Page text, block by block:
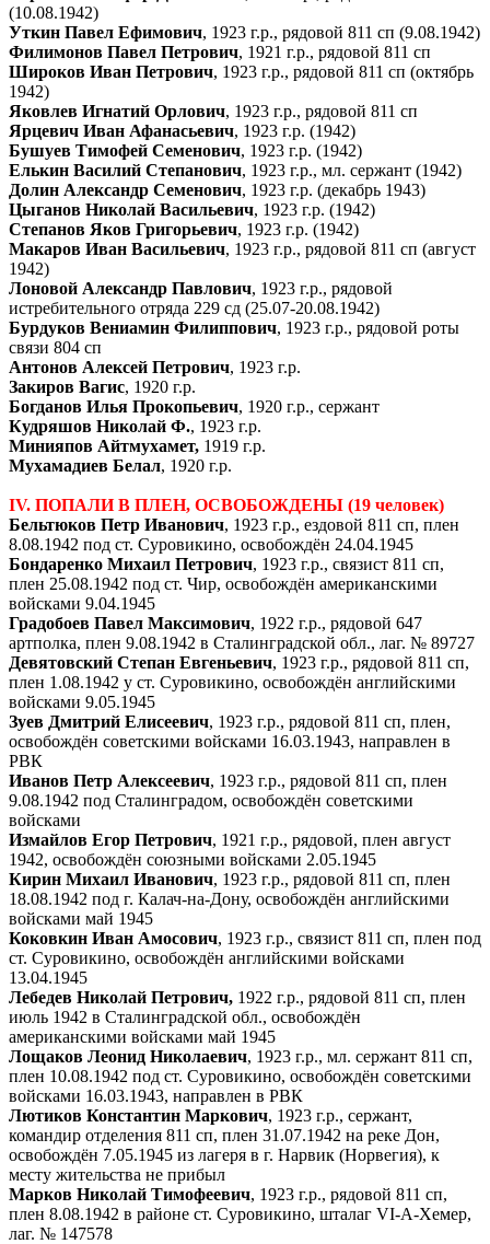
(10.08.1942)
Уткин Павел Ефимович, 1923 г.р., рядовой 811 сп (9.08.1942)
Филимонов Павел Петрович, 1921 г.р., рядовой 811 сп
Широков Иван Петрович, 1923 г.р., рядовой 811 сп (октябрь
1942)
Яковлев Игнатий Орлович, 1923 г.р., рядовой 811 сп
Ярцевич Иван Афанасьевич, 1923 г.р. (1942)
Бушуев Тимофей Семенович, 1923 г.р. (1942)
Елькин Василий Степанович, 1923 г.р., мл. сержант (1942)
Долин Александр Семенович, 1923 г.р. (декабрь 1943)
Цыганов Николай Васильевич, 1923 г.р. (1942)
Степанов Яков Григорьевич, 1923 г.р. (1942)
Макаров Иван Васильевич, 1923 г.р., рядовой 811 сп (август
1942)
Лоновой Александр Павлович, 1923 г.р., рядовой
истребительного отряда 229 сд (25.07-20.08.1942)
Бурдуков Вениамин Филиппович, 1923 г.р., рядовой роты
связи 804 сп
Антонов Алексей Петрович, 1923 г.р.
Закиров Вагис, 1920 г.р.
Богданов Илья Прокопьевич, 1920 г.р., сержант
Кудряшов Николай Ф., 1923 г.р.
Минияпов Айтмухамет, 1919 г.р.
Мухамадиев Белал, 1920 г.р.
IV. ПОПАЛИ В ПЛЕН, ОСВОБОЖДЕНЫ (19 человек)
Бельтюков Петр Иванович, 1923 г.р., ездовой 811 сп, плен
8.08.1942 под ст. Суровикино, освобождён 24.04.1945
Бондаренко Михаил Петрович, 1923 г.р., связист 811 сп,
плен 25.08.1942 под ст. Чир, освобождён американскими
войсками 9.04.1945
Градобоев Павел Максимович, 1922 г.р., рядовой 647
артполка, плен 9.08.1942 в Сталинградской обл., лаг. № 89727
Девятовский Степан Евгеньевич, 1923 г.р., рядовой 811 сп,
плен 1.08.1942 у ст. Суровикино, освобождён английскими
войсками 9.05.1945
Зуев Дмитрий Елисеевич, 1923 г.р., рядовой 811 сп, плен,
освобождён советскими войсками 16.03.1943, направлен в
РВК
Иванов Петр Алексеевич, 1923 г.р., рядовой 811 сп, плен
9.08.1942 под Сталинградом, освобождён советскими
войсками
Измайлов Егор Петрович, 1921 г.р., рядовой, плен август
1942, освобождён союзными войсками 2.05.1945
Кирин Михаил Иванович, 1923 г.р., рядовой 811 сп, плен
18.08.1942 под г. Калач-на-Дону, освобождён английскими
войсками май 1945
Коковкин Иван Амосович, 1923 г.р., связист 811 сп, плен под
ст. Суровикино, освобождён английскими войсками
13.04.1945
Лебедев Николай Петрович, 1922 г.р., рядовой 811 сп, плен
июль 1942 в Сталинградской обл., освобождён
американскими войсками май 1945
Лощаков Леонид Николаевич, 1923 г.р., мл. сержант 811 сп,
плен 10.08.1942 под ст. Суровикино, освобождён советскими
войсками 16.03.1943, направлен в РВК
Лютиков Константин Маркович, 1923 г.р., сержант,
командир отделения 811 сп, плен 31.07.1942 на реке Дон,
освобождён 7.05.1945 из лагеря в г. Нарвик (Норвегия), к
месту жительства не прибыл
Марков Николай Тимофеевич, 1923 г.р., рядовой 811 сп,
плен 8.08.1942 в районе ст. Суровикино, шталаг VI-A-Хемер,
лаг. № 147578